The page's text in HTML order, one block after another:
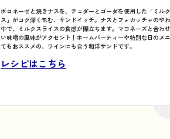
ボロネーゼと焼きナスを、チェダーとゴーダを使用した「ミル
ス」がコク深く包む、サンドイッチ。ナスとフォカッチャのや
中で、ミルクスライスの食感が際立ちます。マヨネーズと合わ
い味噌の風味がアクセント！ホームパーティーや特別な日のメ
てもおススメの、ワインにも合う和洋サンドです。
レシピはこちら